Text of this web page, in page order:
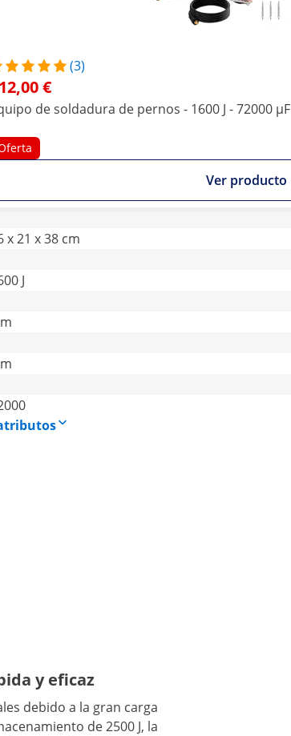
(3)
€
de soldadura de pernos - 1600 J - 72000 µF
Ver producto
x 21 x 38 cm
J
y eficaz
debido a la gran carga
de 2500 J, la